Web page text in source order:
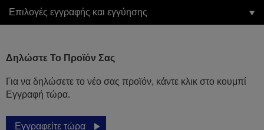
Επιλογές εγγραφής και εγγύησης
Δηλώστε Το Προϊόν Σας
Για να δηλώσετε το νέο σας προϊόν, κάντε κλικ στο κουμπί
Εγγραφή τώρα.
Εγγραφείτε τώρα